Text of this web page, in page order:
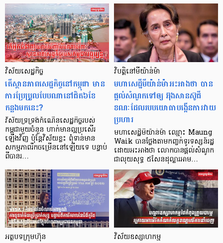
វិស័យសេដ្ឋកិច្ច
តើស្ថានភាពសេដ្ឋកិច្ចនៅកម្ពុជា មាន
ការប្រែប្រួលបែបណានៅជិត៦ខែ
កន្លងមកនេះ?
វិស័យទ្រទ្រង់កំណើនសេដ្ឋកិច្ចរបស់
កម្ពុជាមួយចំនួន ហាក់មានល្អប្រសើរ
ឡើងវិញ ប៉ុន្តែវិស័យខ្លះ ពុំទាន់មាន
សកម្មភាពរីកចម្រើននៅឡើយទេ បន្ទាប់
ពីបានរ…
វិបត្តិ​នៅ​មីយ៉ាន់ម៉ា
មហាសេដ្ឋី​មីយ៉ាន់ម៉ា​អះអាងថា បាន​
ផ្ដល់​សំណូក​ទៅ​ឲ្យ​ អ៊ុងសានស៊ូជី
ខណៈ​ដែល​របប​យោធា​បង្កើន​ការវាយ
ប្រហារ
មហាសេដ្ឋី​មីយ៉ាន់ម៉ា ឈ្មោះ Maung
Waik បាន​ថ្លែង​តាម​កញ្ចក់​ទូរទស្សន៍រដ្ឋ​
ដោយ​អះអាងថា លោក​បាន​ផ្ដល់សំណូក​
ជា​លុយ​សុទ្ធ ៥សែន​ដុល្លារ​អាម…
អត្ថបទក្រុមហ៊ុន វិស័យឧស្សាហកម្ម